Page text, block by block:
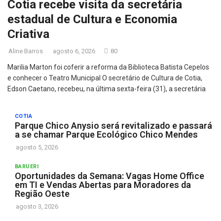
Cotia recebe visita da secretária
estadual de Cultura e Economia
Criativa
Aline Barros agosto 6, 2026 80
Marilia Marton foi coferir a reforma da Biblioteca Batista Cepelos
e conhecer o Teatro Municipal O secretário de Cultura de Cotia,
Edson Caetano, recebeu, na última sexta-feira (31), a secretária
COTIA
Parque Chico Anysio será revitalizado e passará
a se chamar Parque Ecológico Chico Mendes
agosto 5, 2026
BARUERI
Oportunidades da Semana: Vagas Home Office
em TI e Vendas Abertas para Moradores da
Região Oeste
agosto 3, 2026